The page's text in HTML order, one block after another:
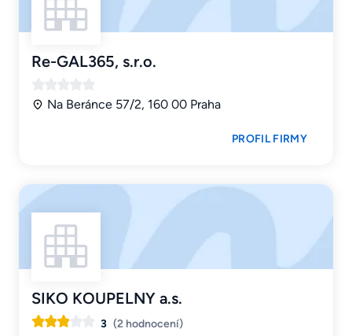
Re-GAL365, s.r.o.
Na Beránce 57/2, 160 00 Praha
PROFIL FIRMY
SIKO KOUPELNY a.s.
3 (2 hodnocení)